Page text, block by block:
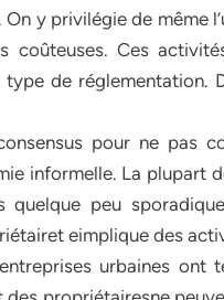
y privilégie de même
coûteuses. Ces
type de réglementation.
pour ne pas
informelle. La plupart
quelque peu
eimplique des
urbaines ont